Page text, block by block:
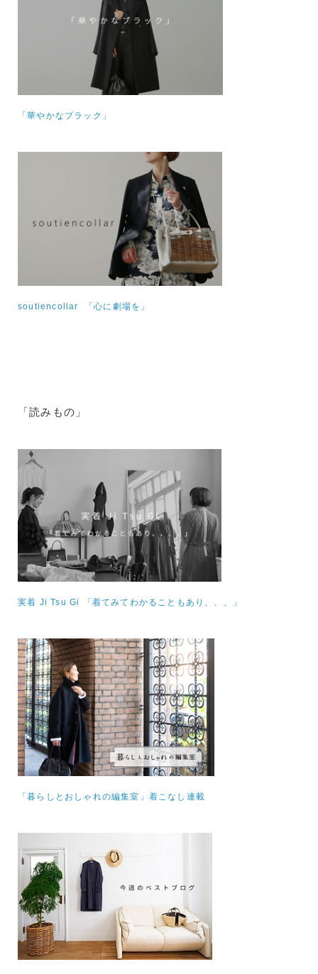
「華やかなブラック」
soutiencollar 「心に劇場を」
「読みもの」
実着 Ji Tsu Gi 「着てみてわかることもあり、、、」
「暮らしとおしゃれの編集室」着こなし連載